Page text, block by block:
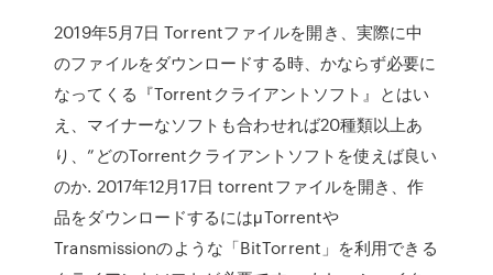
2019年5月7日 Torrentファイルを開き、実際に中
のファイルをダウンロードする時、かならず必要に
なってくる『Torrentクライアントソフト』とはい
え、マイナーなソフトも合わせれば20種類以上あ
り、”どのTorrentクライアントソフトを使えば良い
のか. 2017年12月17日 torrentファイルを開き、作
品をダウンロードするにはμTorrentや
Transmissionのような「BitTorrent」を利用できる